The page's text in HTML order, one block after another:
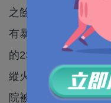
之餘，亦在區內各處
有暴徒闖入東涌游泳
的23歲男技工被控刑
縱火四罪；案件經審
院被裁定全部罪名成